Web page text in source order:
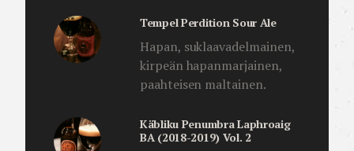
Tempel Perdition Sour Ale
Hapan, suklaavadelmainen,
kirpeän hapanmarjainen,
paahteisen maltainen.
Käbliku Penumbra Laphroaig
BA (2018-2019) Vol. 2